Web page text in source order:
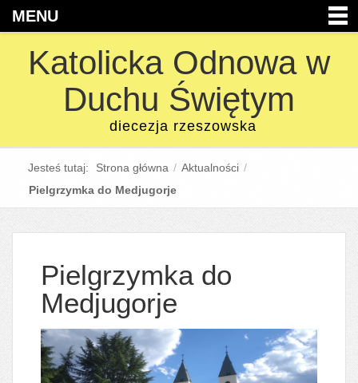
MENU
Katolicka Odnowa w
Duchu Świętym
diecezja rzeszowska
Jesteś tutaj: Strona główna / Aktualności /
Pielgrzymka do Medjugorje
Pielgrzymka do
Medjugorje